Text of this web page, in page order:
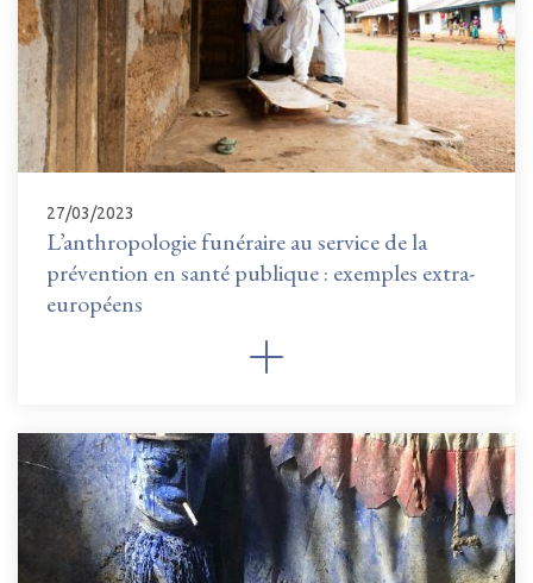
27/03/2023
L’anthropologie funéraire au service de la
prévention en santé publique : exemples extra-
européens